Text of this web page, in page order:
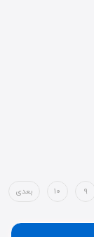
۹ ۱۰ بعدی